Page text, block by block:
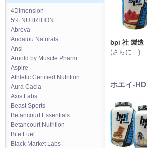
4Dimension
5% NUTRITION
Abreva
Andalou Naturals
Ansi
Arnold by Muscle Pharm
Aspire
Athletic Certified Nutrition
Aura Cacia
Axis Labs
Beast Sports
Betancourt Essentials
Betancourt Nutrition
Bite Fuel
Black Market Labs
bpi 社 製造
(さらに…)
ホエイ-